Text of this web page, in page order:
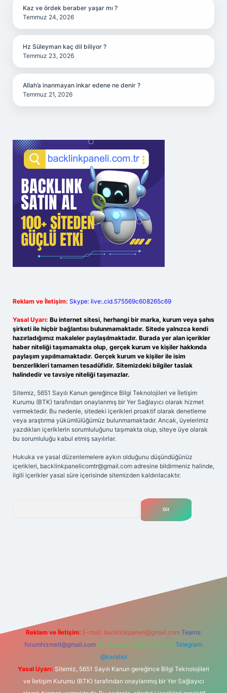
Kaz ve ördek beraber yaşar mı ?
Temmuz 24, 2026
Hz Süleyman kaç dil biliyor ?
Temmuz 23, 2026
Allah’a inanmayan inkar edene ne denir ?
Temmuz 21, 2026
Reklam ve İletişim: Skype: live:.cid.575569c608265c69
Yasal Uyarı: Bu internet sitesi, herhangi bir marka, kurum veya şahıs
şirketi ile hiçbir bağlantısı bulunmamaktadır. Sitede yalnızca kendi
hazırladığımız makaleler paylaşılmaktadır. Burada yer alan içerikler
haber niteliği taşımamakta olup, gerçek kurum ve kişiler hakkında
paylaşım yapılmamaktadır. Gerçek kurum ve kişiler ile isim
benzerlikleri tamamen tesadüfidir. Sitemizdeki bilgiler taslak
halindedir ve tavsiye niteliği taşımazlar.
Sitemiz, 5651 Sayılı Kanun gereğince Bilgi Teknolojileri ve İletişim
Kurumu (BTK) tarafından onaylanmış bir Yer Sağlayıcı olarak hizmet
vermektedir. Bu nedenle, sitedeki içerikleri proaktif olarak denetleme
veya araştırma yükümlülüğümüz bulunmamaktadır. Ancak, üyelerimiz
yazdıkları içeriklerin sorumluluğunu taşımakta olup, siteye üye olarak
bu sorumluluğu kabul etmiş sayılırlar.
Hukuka ve yasal düzenlemelere aykırı olduğunu düşündüğünüz
içerikleri, backlinkpanelicomtr@gmail.com adresine bildirmeniz halinde,
ilgili içerikler yasal süre içerisinde sitemizden kaldırılacaktır.
Reklam ve İletişim: E-mail: backlinkpaneli@gmail.com Teams:
forumhizmeti@gmail.com Whatsapp: 0262 606 0 726 Telegram:
@karabul
Yasal Uyarı: Sitemiz, 5651 Sayılı Kanun gereğince Bilgi Teknolojileri
ve İletişim Kurumu (BTK) tarafından onaylanmış bir Yer Sağlayıcı